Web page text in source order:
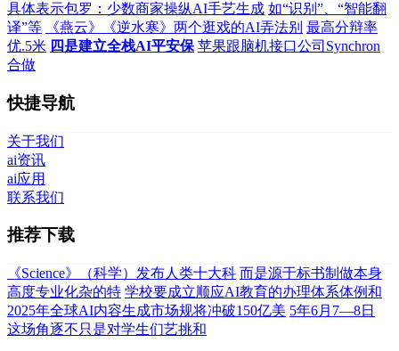
具体表示包罗：少数商家操纵AI手艺生成 如“识别”、“智能翻
译”等
《燕云》《逆水寒》两个逛戏的AI弄法别 最高分辩率
优.5米 四是建立全栈AI平安保 苹果跟脑机接口公司Synchron
合做
快捷导航
关于我们
ai资讯
ai应用
联系我们
推荐下载
《Science》（科学）发布人类十大科 而是源于标书制做本身
高度专业化杂的特 学校要成立顺应AI教育的办理体系体例和
2025年全球AI内容生成市场规将冲破150亿美 5年6月7—8日
这场角逐不只是对学生们艺挑和